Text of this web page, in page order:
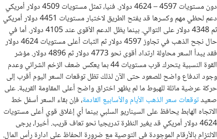
دون مستويات 4597 – 4624 دولار. فنيا، تمثل مستويات 4509 دولار أمريكي
دعم لحظي مهم وكسرها قد يفتح الطريق لاختبار مستويات 4451 دولار أمريكي
ثم 4348 دولار على التوالي. بينما يظل الدعم الأقوى عند 4105 دولار. أما في
حال نجح الذهب في تجاوز 4597 دولار ثم الثبات أعلى مستويات 4624 دولار
فقد يبدأ السعر محاولة ارتداد أقوى نحو 4773 دولار ثم 4896 دولار. مؤشر
القوة النسبية يتحرك قرب مستويات 44 بما يعكس ضعف الزخم الشرائي وعدم
وجود اندفاع واضح للصعود حتى الآن لذلك تظل توقعات السعر اليوم أقرب إلى
حركة عرضية مائلة للهبوط ما لم يظهر اختراق واضح أعلى المقاومة القريبة. على
صعيدتوقعات سعر الذهب الأيام والأسابيع القادمة، فإن بقاء السعر أسفل خط
الاتجاه الهابط يحافظ على السيناريو السلبي بينما أي إغلاق قوي أعلى مستويات
4624 دولار أمريكي قد يغير النظرة تدريجيا نحو تعاف قريب. أخيرا، يرجى
الالتزام بالأرقام الموجودة في التوصية مع ضرورة الحفاظ على ادارة رأس المال.